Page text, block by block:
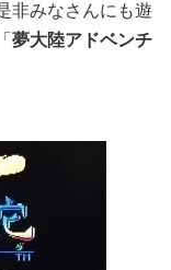
非みなさんにも遊
夢大陸アドベンチ